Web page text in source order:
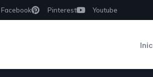
Facebook Pinterest Youtube